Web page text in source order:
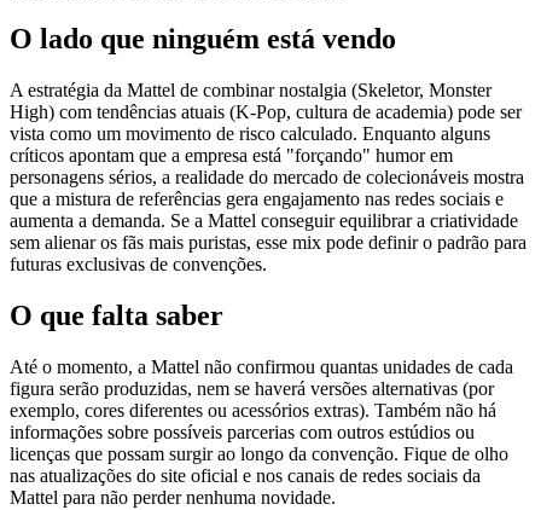
O lado que ninguém está vendo
A estratégia da Mattel de combinar nostalgia (Skeletor, Monster
High) com tendências atuais (K‑Pop, cultura de academia) pode ser
vista como um movimento de risco calculado. Enquanto alguns
críticos apontam que a empresa está "forçando" humor em
personagens sérios, a realidade do mercado de colecionáveis mostra
que a mistura de referências gera engajamento nas redes sociais e
aumenta a demanda. Se a Mattel conseguir equilibrar a criatividade
sem alienar os fãs mais puristas, esse mix pode definir o padrão para
futuras exclusivas de convenções.
O que falta saber
Até o momento, a Mattel não confirmou quantas unidades de cada
figura serão produzidas, nem se haverá versões alternativas (por
exemplo, cores diferentes ou acessórios extras). Também não há
informações sobre possíveis parcerias com outros estúdios ou
licenças que possam surgir ao longo da convenção. Fique de olho
nas atualizações do site oficial e nos canais de redes sociais da
Mattel para não perder nenhuma novidade.